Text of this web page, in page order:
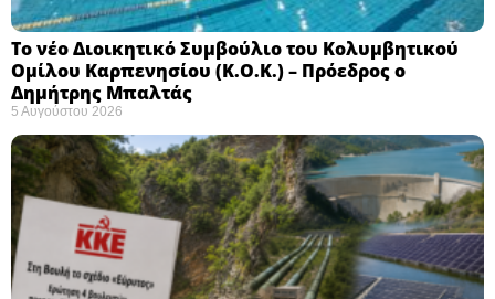
Το νέο Διοικητικό Συμβούλιο του Κολυμβητικού
Ομίλου Καρπενησίου (Κ.Ο.Κ.) – Πρόεδρος ο
Δημήτρης Μπαλτάς
5 Αυγούστου 2026